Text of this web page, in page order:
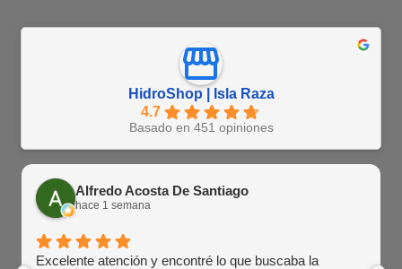
HidroShop | Isla Raza
4.7
Basado en 451 opiniones
Alfredo Acosta De Santiago
hace 1 semana
Excelente atención y encontré lo que buscaba la